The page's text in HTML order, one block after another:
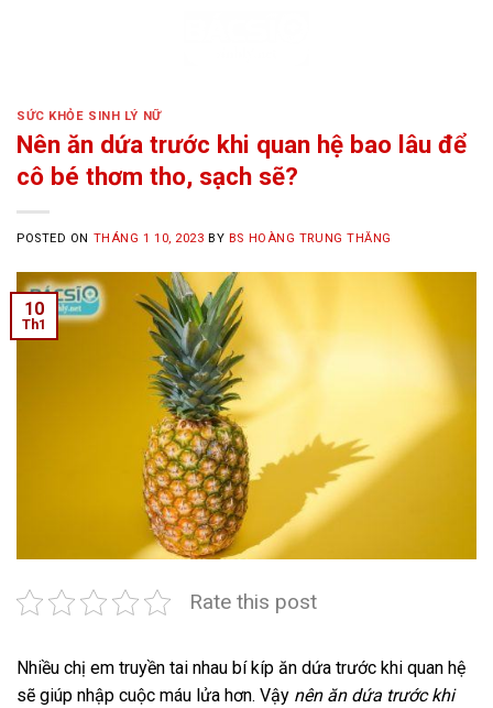
SỨC KHỎE SINH LÝ NỮ
Nên ăn dứa trước khi quan hệ bao lâu để
cô bé thơm tho, sạch sẽ?
POSTED ON THÁNG 1 10, 2023 BY BS HOÀNG TRUNG THĂNG
10
Th1
Rate this post
Nhiều chị em truyền tai nhau bí kíp ăn dứa trước khi quan hệ
sẽ giúp nhập cuộc máu lửa hơn. Vậy nên ăn dứa trước khi